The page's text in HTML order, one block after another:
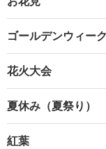
ゴールデンウィーク
花火大会
夏休み（夏祭り）
紅葉